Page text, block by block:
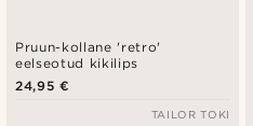
Pruun-kollane 'retro'
eelseotud kikilips
24,95 €
TAILOR TOKI